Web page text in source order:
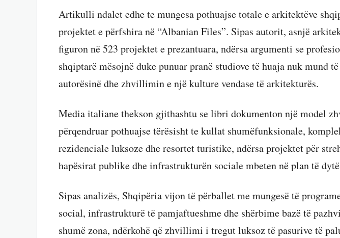
Artikulli ndalet edhe te mungesa pothuajse totale e arkitektëve
projektet e përfshira në “Albanian Files”. Sipas autorit, asnjë
figuron në 523 projektet e prezantuara, ndërsa argumenti se
shqiptarë mësojnë duke punuar pranë studiove të huaja nuk mund
autorësinë dhe zhvillimin e një kulture vendase të arkitekturës.
Media italiane thekson gjithashtu se libri dokumenton një model
përqendruar pothuajse tërësisht te kullat shumëfunksionale,
rezidenciale luksoze dhe resortet turistike, ndërsa projektet për
hapësirat publike dhe infrastrukturën sociale mbeten në plan të
Sipas analizës, Shqipëria vijon të përballet me mungesë të
social, infrastrukturë të pamjaftueshme dhe shërbime bazë të
shumë zona, ndërkohë që zhvillimi i tregut luksoz të pasurive të